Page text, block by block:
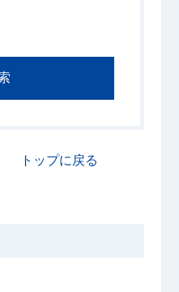
トップに戻る